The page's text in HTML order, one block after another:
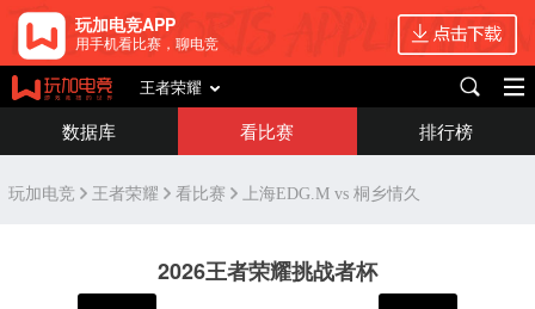
玩加电竞APP
用手机看比赛，聊电竞
王者荣耀
数据库 看比赛 排行榜
玩加电竞 王者荣耀 看比赛 上海EDG.M vs 桐乡情久
2026王者荣耀挑战者杯